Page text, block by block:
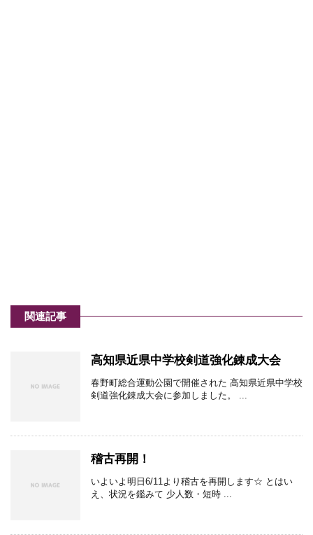
関連記事
高知県近県中学校剣道強化錬成大会
春野町総合運動公園で開催された 高知県近県中学校
剣道強化錬成大会に参加しました。 ...
稽古再開！
いよいよ明日6/11より稽古を再開します☆ とはい
え、状況を鑑みて 少人数・短時 ...